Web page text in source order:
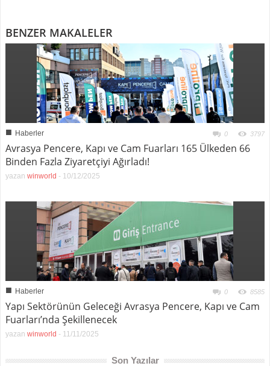
BENZER MAKALELER
■ Haberler 0 3797
Avrasya Pencere, Kapı ve Cam Fuarları 165 Ülkeden 66
Binden Fazla Ziyaretçiyi Ağırladı!
yazan winworld - 10/12/2025
■ Haberler 0 8585
Yapı Sektörünün Geleceği Avrasya Pencere, Kapı ve Cam
Fuarları’nda Şekillenecek
yazan winworld - 11/11/2025
Son Yazılar